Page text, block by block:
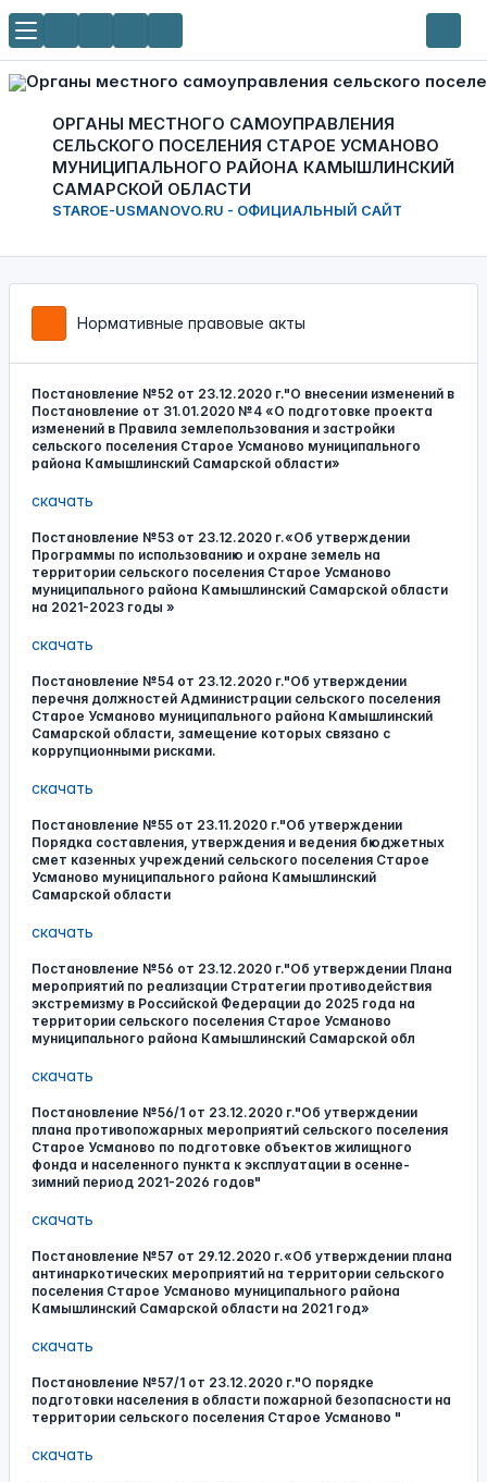
ОРГАНЫ МЕСТНОГО САМОУПРАВЛЕНИЯ
СЕЛЬСКОГО ПОСЕЛЕНИЯ СТАРОЕ УСМАНОВО
МУНИЦИПАЛЬНОГО РАЙОНА КАМЫШЛИНСКИЙ
САМАРСКОЙ ОБЛАСТИ
STAROE-USMANOVO.RU - ОФИЦИАЛЬНЫЙ САЙТ
Нормативные правовые акты
Постановление №52 от 23.12.2020 г."О внесении изменений в
Постановление от 31.01.2020 №4 «О подготовке проекта
изменений в Правила землепользования и застройки
сельского поселения Старое Усманово муниципального
района Камышлинский Самарской области»
скачать
Постановление №53 от 23.12.2020 г.«Об утверждении
Программы по использованию и охране земель на
территории сельского поселения Старое Усманово
муниципального района Камышлинский Самарской области
на 2021-2023 годы »
скачать
Постановление №54 от 23.12.2020 г."Об утверждении
перечня должностей Администрации сельского поселения
Старое Усманово муниципального района Камышлинский
Самарской области, замещение которых связано с
коррупционными рисками.
скачать
Постановление №55 от 23.11.2020 г."Об утверждении
Порядка составления, утверждения и ведения бюджетных
смет казенных учреждений сельского поселения Старое
Усманово муниципального района Камышлинский
Самарской области
скачать
Постановление №56 от 23.12.2020 г."Об утверждении Плана
мероприятий по реализации Стратегии противодействия
экстремизму в Российской Федерации до 2025 года на
территории сельского поселения Старое Усманово
муниципального района Камышлинский Самарской обл
скачать
Постановление №56/1 от 23.12.2020 г."Об утверждении
плана противопожарных мероприятий сельского поселения
Старое Усманово по подготовке объектов жилищного
фонда и населенного пункта к эксплуатации в осенне-
зимний период 2021-2026 годов"
скачать
Постановление №57 от 29.12.2020 г.«Об утверждении плана
антинаркотических мероприятий на территории сельского
поселения Старое Усманово муниципального района
Камышлинский Самарской области на 2021 год»
скачать
Постановление №57/1 от 23.12.2020 г."О порядке
подготовки населения в области пожарной безопасности на
территории сельского поселения Старое Усманово "
скачать